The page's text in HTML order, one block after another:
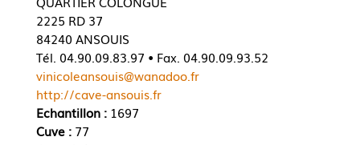
2225 RD 37
84240 ANSOUIS
Tél. 04.90.09.83.97 • Fax. 04.90.09.93.52
vinicoleansouis@wanadoo.fr
http://cave-ansouis.fr
Echantillon :1697
Cuve : 77